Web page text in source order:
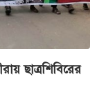
ছাত্রশিবিরের